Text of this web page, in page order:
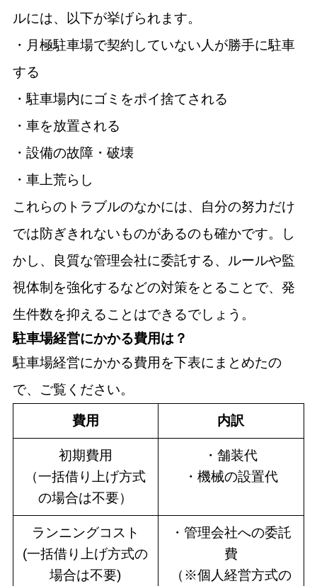
ルには、以下が挙げられます。
・月極駐車場で契約していない人が勝手に駐車
する
・駐車場内にゴミをポイ捨てされる
・車を放置される
・設備の故障・破壊
・車上荒らし
これらのトラブルのなかには、自分の努力だけ
では防ぎきれないものがあるのも確かです。し
かし、良質な管理会社に委託する、ルールや監
視体制を強化するなどの対策をとることで、発
生件数を抑えることはできるでしょう。
駐車場経営にかかる費用は？
駐車場経営にかかる費用を下表にまとめたの
で、ご覧ください。
費用 内訳
初期費用
（一括借り上げ方式
の場合は不要）
・舗装代
・機械の設置代
ランニングコスト
(一括借り上げ方式の
場合は不要)
・管理会社への委託
費
（※個人経営方式の